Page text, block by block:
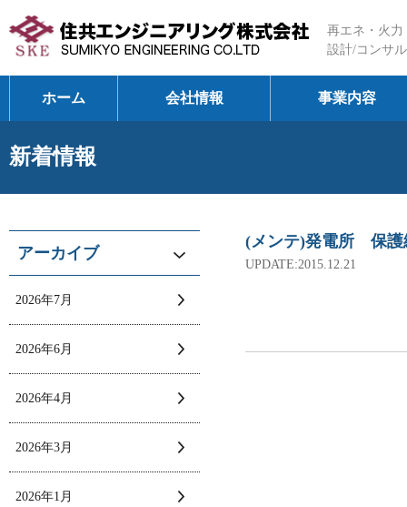
再エネ・火
設計/コンサ
ホーム 会社情報 事業内容
新着情報
(メンテ)発電所 保護
UPDATE:2015.12.21
アーカイブ
2026年7月
2026年6月
2026年4月
2026年3月
2026年1月